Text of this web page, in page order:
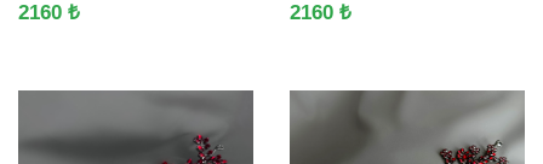
2160 ₺ 2160 ₺